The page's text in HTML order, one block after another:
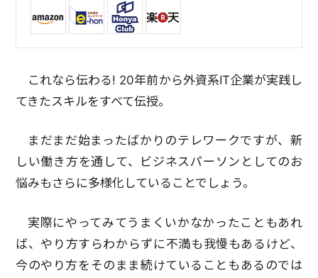
これなら伝わる! 20年前から外資系IT企業が実践し
てきたスキルをすべて伝授。
まだまだ始まったばかりのテレワークですが、新
しい働き方を通して、ビジネスパーソンとしてのお
悩みもさらに多様化していることでしょう。
実際にやってみてうまくいかなかったこともあれ
ば、やり方すらわからずに不満も我慢もあるけど、
今のやり方をそのまま続けていることもあるのでは